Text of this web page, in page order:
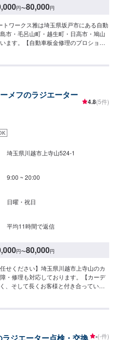
円〜80,000円
ワークス雅は埼玉県坂戸市にある自動
市・毛呂山町・越生町・日高市・鳩山
ます。【自動車板金修理のプロショッ
ります。お気軽にご相談ください。
🗓定休日：月曜・祝日
メフのラジエーター
4.8(5件)
埼玉県川越市上寺山524-1
9:00 ~ 20:00
日曜・祝日
平均11時間で返信
円〜80,000円
せください】埼玉県川越市上寺山のカ
・修理も対応しております。【カーデ
、そして長くお客様と付き合っていけ
のお客様は車種情報と、持ち込み・ご
ジエーター点検・交換 -(-件)